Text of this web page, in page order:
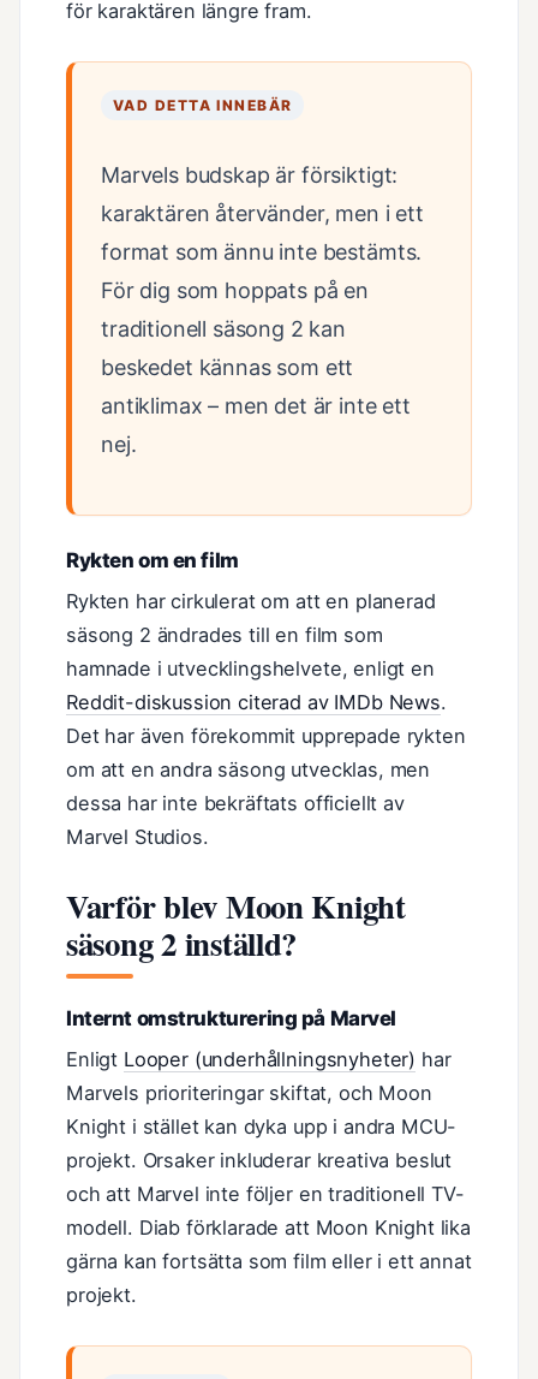
för karaktären längre fram.
VAD DETTA INNEBÄR
Marvels budskap är försiktigt:
karaktären återvänder, men i ett
format som ännu inte bestämts.
För dig som hoppats på en
traditionell säsong 2 kan
beskedet kännas som ett
antiklimax – men det är inte ett
nej.
Rykten om en film
Rykten har cirkulerat om att en planerad
säsong 2 ändrades till en film som
hamnade i utvecklingshelvete, enligt en
Reddit-diskussion citerad av IMDb News.
Det har även förekommit upprepade rykten
om att en andra säsong utvecklas, men
dessa har inte bekräftats officiellt av
Marvel Studios.
Varför blev Moon Knight
säsong 2 inställd?
Internt omstrukturering på Marvel
Enligt Looper (underhållningsnyheter) har
Marvels prioriteringar skiftat, och Moon
Knight i stället kan dyka upp i andra MCU-
projekt. Orsaker inkluderar kreativa beslut
och att Marvel inte följer en traditionell TV-
modell. Diab förklarade att Moon Knight lika
gärna kan fortsätta som film eller i ett annat
projekt.